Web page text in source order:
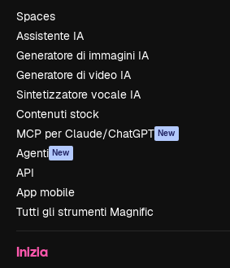
Spaces
Assistente IA
Generatore di immagini IA
Generatore di video IA
Sintetizzatore vocale IA
Contenuti stock
MCP per Claude/ChatGPT New
Agenti New
API
App mobile
Tutti gli strumenti Magnific
Inizia